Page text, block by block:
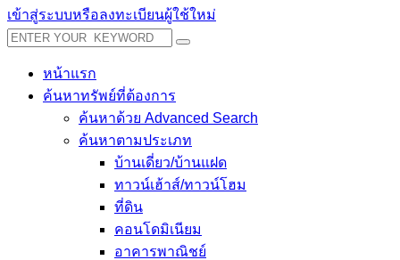
เข้าสู่ระบบหรือลงทะเบียนผู้ใช้ใหม่
หน้าแรก
ค้นหาทรัพย์ที่ต้องการ
ค้นหาด้วย Advanced Search
ค้นหาตามประเภท
บ้านเดี่ยว/บ้านแฝด
ทาวน์เฮ้าส์/ทาวน์โฮม
ที่ดิน
คอนโดมิเนียม
อาคารพาณิชย์